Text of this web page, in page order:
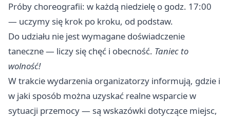
Próby choreografii: w każdą niedzielę o godz. 17:00
— uczymy się krok po kroku, od podstaw.
Do udziału nie jest wymagane doświadczenie
taneczne — liczy się chęć i obecność. Taniec to
wolność!
W trakcie wydarzenia organizatorzy informują, gdzie i
w jaki sposób można uzyskać realne wsparcie w
sytuacji przemocy — są wskazówki dotyczące miejsc,